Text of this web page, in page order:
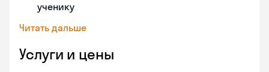
ученику
Читать дальше
Услуги и цены